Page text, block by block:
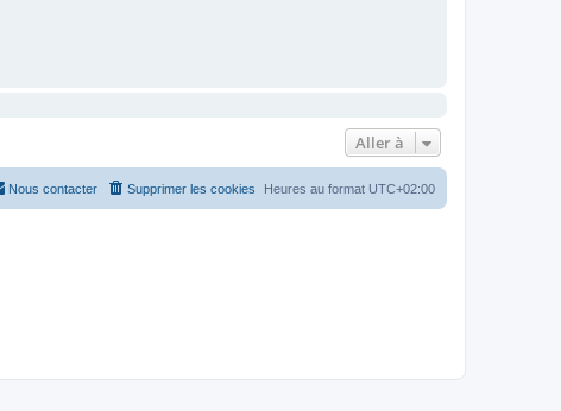
Aller à
Heures au format UTC+02:00
Supprimer les cookies
Nous contacter